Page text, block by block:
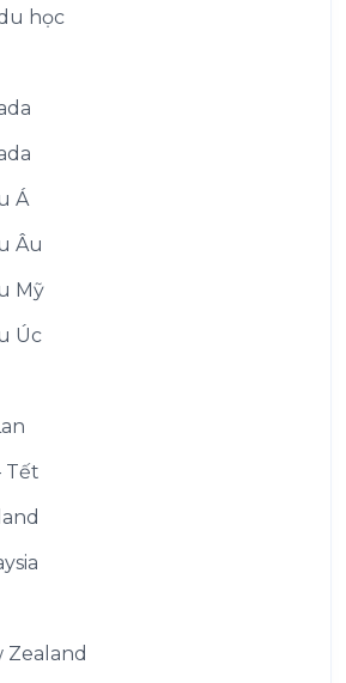
học
Á
Âu
Mỹ
Úc
Tết
Zealand